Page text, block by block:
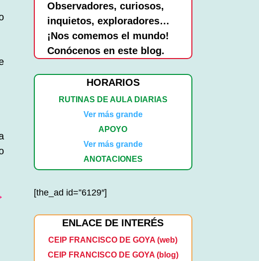
Observadores, curiosos,
inquietos, exploradores…
¡Nos comemos el mundo!
Conócenos en este blog.
HORARIOS
RUTINAS DE AULA DIARIAS
Ver más grande
APOYO
Ver más grande
ANOTACIONES
[the_ad id=”6129″]
ENLACE DE INTERÉS
CEIP FRANCISCO DE GOYA (web)
CEIP FRANCISCO DE GOYA (blog)